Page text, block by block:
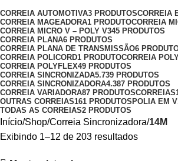
CORREIA AUTOMOTIVA3 PRODUTOSCORREIA
CORREIA MAGEADORA1 PRODUTOCORREIA
CORREIA MICRO V – POLY V345 PRODUTOS
CORREIA PLANA6 PRODUTOS
CORREIA PLANA DE TRANSMISSÃO6
CORREIA POLICORD1 PRODUTOCORREIA
CORREIA POLYFLEX49 PRODUTOS
CORREIA SINCRONIZADA5.739 PRODUTOS
CORREIA SINCRONIZADORA4.387 PRODUTOS
CORREIA VARIADORA87 PRODUTOSCORREIAS
OUTRAS CORREIAS161 PRODUTOS POLIA EM V
TODAS AS CORREIAS2 PRODUTOS
Início Shop Correia Sincronizadora 14M
Exibindo 1–12 de 203 resultados